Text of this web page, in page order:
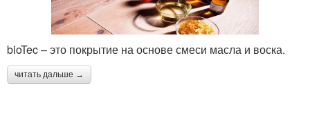
bioTec – это покрытие на основе смеси масла и воска.
читать дальше →